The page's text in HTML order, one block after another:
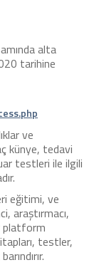
alta
tarihine
ve
künye, tedavi
testleri ile ilgili
eğitimi, ve
araştırmacı,
platform
testler,